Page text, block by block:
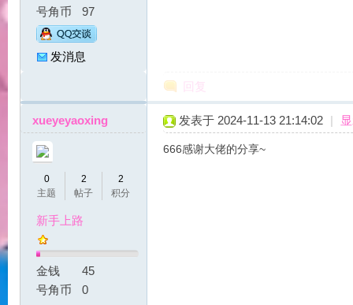
号角币
97
发消息
回复
xueyeyaoxing
0
主题
2
帖子
2
积分
新手上路
金钱
45
号角币
0
发表于 2024-11-13 21:14:02 |
666感谢大佬的分享~